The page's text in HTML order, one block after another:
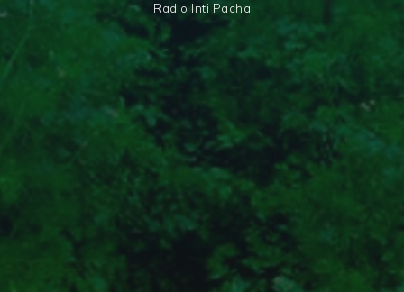
Radio Inti Pacha